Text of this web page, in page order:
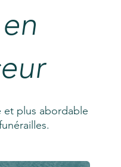
et plus abordable